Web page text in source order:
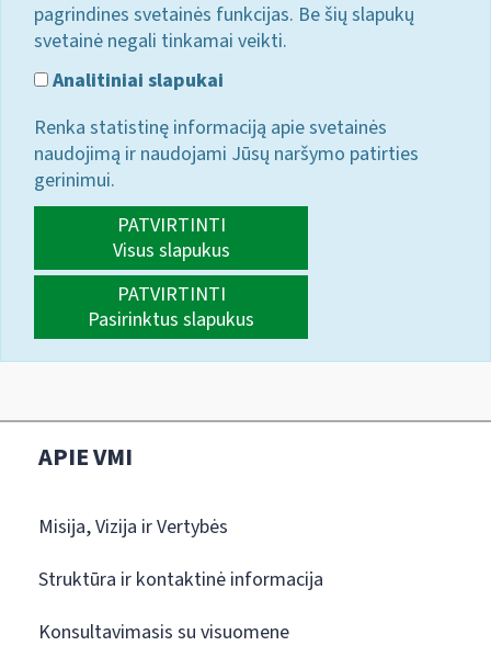
pagrindines svetainės funkcijas. Be šių slapukų
svetainė negali tinkamai veikti.
Analitiniai slapukai
Renka statistinę informaciją apie svetainės
naudojimą ir naudojami Jūsų naršymo patirties
gerinimui.
PATVIRTINTI
Visus slapukus
PATVIRTINTI
Pasirinktus slapukus
APIE VMI
Misija, Vizija ir Vertybės
Struktūra ir kontaktinė informacija
Konsultavimasis su visuomene